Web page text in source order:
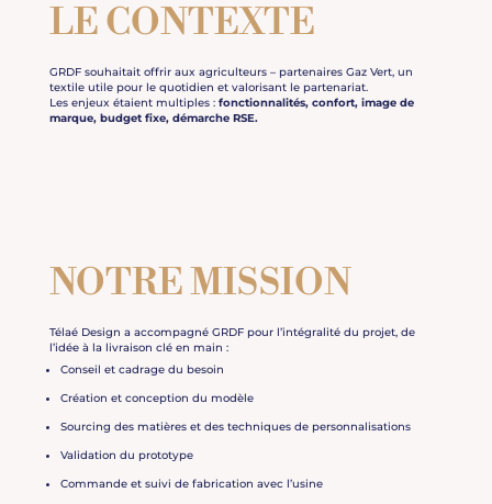
LE CONTEXTE
GRDF souhaitait offrir aux agriculteurs – partenaires Gaz Vert, un
textile utile pour le quotidien et valorisant le partenariat.
Les enjeux étaient multiples : fonctionnalités, confort, image de
marque, budget fixe, démarche RSE.
NOTRE MISSION
Télaé Design a accompagné GRDF pour l’intégralité du projet, de
l’idée à la livraison clé en main :
Conseil et cadrage du besoin
Création et conception du modèle
Sourcing des matières et des techniques de personnalisations
Validation du prototype
Commande et suivi de fabrication avec l’usine